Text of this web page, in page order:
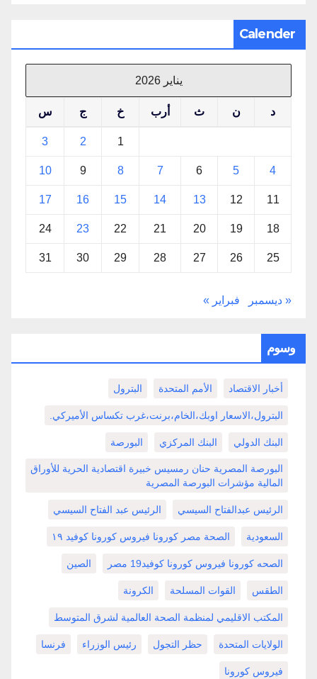
Calender
يناير 2026
د ن ث أرب خ ج س
1
2
3
4
5
6
7
8
9
10
11
12
13
14
15
16
17
18
19
20
21
22
23
24
25
26
27
28
29
30
31
« ديسمبر فبراير »
وسوم
أخبار الاقتصاد الأمم المتحدة البترول
البترول،الاسعار اوبك،الخام،برنت،غرب تكساس الأميركي.
البنك الدولي البنك المركزي البورصة
البورصة المصرية حنان رمسيس خبيرة اقتصادية الحرية للأوراق
المالية مؤشرات البورصة المصرية
الرئيس عبدالفتاح السيسي الرئيس عبد الفتاح السيسي
السعودية الصحة مصر كورونا فيروس كورونا كوفيد ١٩
الصحه كورونا فيروس كورونا كوفيد19 مصر الصين
الطقس القوات المسلحة الكرونة
المكتب الاقليمي لمنظمة الصحة العالمية لشرق المتوسط
الولايات المتحدة حظر التجول رئيس الوزراء فرنسا
فيروس كورونا